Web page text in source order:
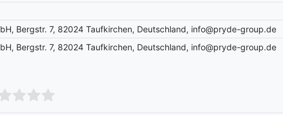
Bergstr. 7, 82024 Taufkirchen, Deutschland, info@pryde-group.de
Bergstr. 7, 82024 Taufkirchen, Deutschland, info@pryde-group.de